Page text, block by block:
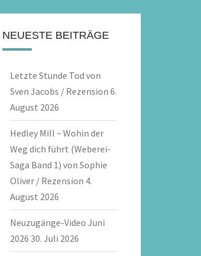
NEUESTE BEITRÄGE
Letzte Stunde Tod von
Sven Jacobs / Rezension 6.
August 2026
Hedley Mill ~ Wohin der
Weg dich führt (Weberei-
Saga Band 1) von Sophie
Oliver / Rezension 4.
August 2026
Neuzugänge-Video Juni
2026 30. Juli 2026